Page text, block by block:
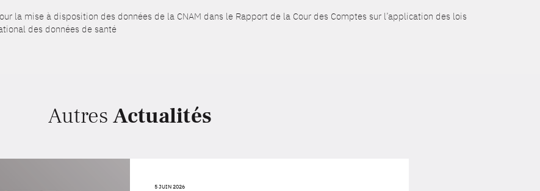
la mise à disposition des données de la CNAM dans le Rapport de la Cour des Comptes sur l’application des lois
des données de santé
Autres Actualités
5 JUIN 2026